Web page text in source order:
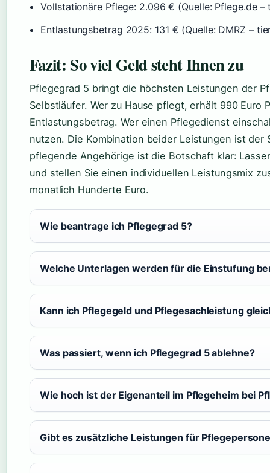
Vollstationäre Pflege: 2.096 € (Quelle: Pflege.de –
Entlastungsbetrag 2025: 131 € (Quelle: DMRZ –
Fazit: So viel Geld steht Ihnen zu
Pflegegrad 5 bringt die höchsten Leistungen der
Selbstläufer. Wer zu Hause pflegt, erhält 990 Euro
Entlastungsbetrag. Wer einen Pflegedienst
nutzen. Die Kombination beider Leistungen ist der
pflegende Angehörige ist die Botschaft klar:
und stellen Sie einen individuellen Leistungsmix
monatlich Hunderte Euro.
Wie beantrage ich Pflegegrad 5?
Welche Unterlagen werden für die Einstufung
Kann ich Pflegegeld und Pflegesachleistung
Was passiert, wenn ich Pflegegrad 5 ablehne?
Wie hoch ist der Eigenanteil im Pflegeheim bei
Gibt es zusätzliche Leistungen für